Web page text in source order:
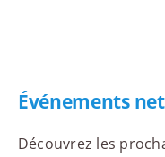
Événements
Découvrez les